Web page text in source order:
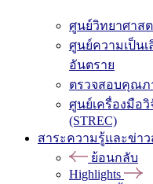
ศูนย์วิทยาศาส
ศูนย์ความเป็น
อันตราย
ตรวจสอบคุณภ
ศูนย์เครื่องมือ
(STREC)
สาระความรู้และข่าว
ย้อนกลับ
Highlights